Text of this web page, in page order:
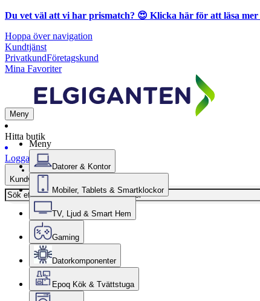
Du vet väl att vi har prismatch? 😍 Klicka här för att läsa mer
Hoppa över navigation
Kundtjänst
PrivatkundFöretagskund
Mina Favoriter
Meny
Hitta butik
Logga in
Kundvagn
Meny
Datorer & Kontor
Mobiler, Tablets & Smartklockor
TV, Ljud & Smart Hem
Gaming
Datorkomponenter
Epoq Kök & Tvättstuga